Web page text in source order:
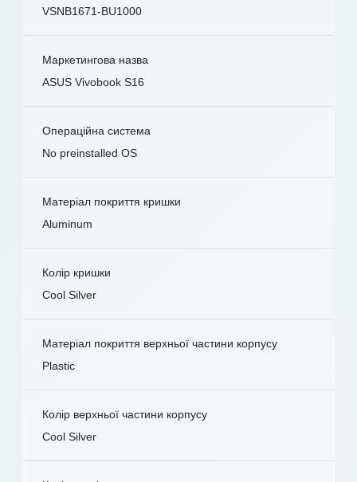
VSNB1671-BU1000
Маркетингова назва
ASUS Vivobook S16
Операційна система
No preinstalled OS
Матеріал покриття кришки
Aluminum
Колір кришки
Cool Silver
Матеріал покриття верхньої частини корпусу
Plastic
Колір верхньої частини корпусу
Cool Silver